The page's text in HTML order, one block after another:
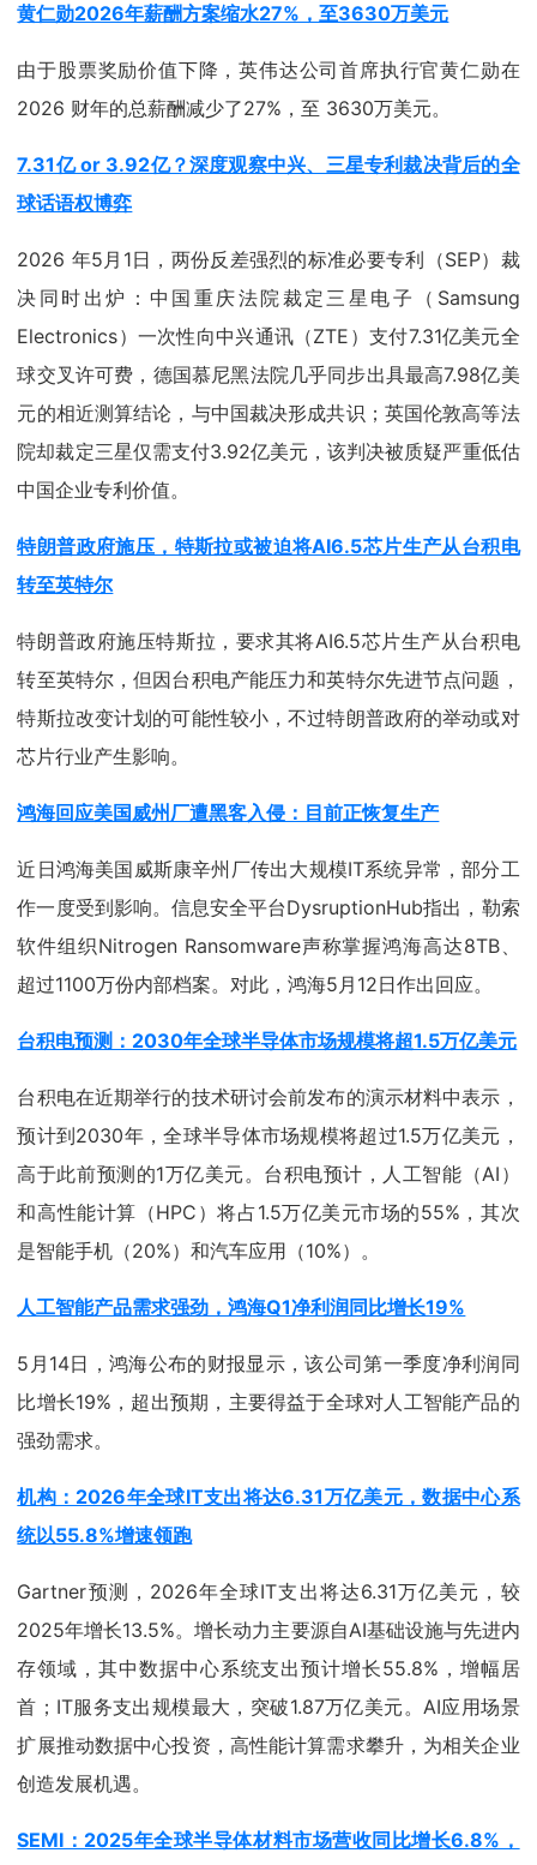
黄仁勋2026年薪酬方案缩水27%，至3630万美元
由于股票奖励价值下降，英伟达公司首席执行官黄仁勋在
2026 财年的总薪酬减少了27%，至 3630万美元。
7.31亿 or 3.92亿？深度观察中兴、三星专利裁决背后的全
球话语权博弈
2026 年5月1日，两份反差强烈的标准必要专利（SEP）裁
决同时出炉：中国重庆法院裁定三星电子（Samsung
Electronics）一次性向中兴通讯（ZTE）支付7.31亿美元全
球交叉许可费，德国慕尼黑法院几乎同步出具最高7.98亿美
元的相近测算结论，与中国裁决形成共识；英国伦敦高等法
院却裁定三星仅需支付3.92亿美元，该判决被质疑严重低估
中国企业专利价值。
特朗普政府施压，特斯拉或被迫将AI6.5芯片生产从台积电
转至英特尔
特朗普政府施压特斯拉，要求其将AI6.5芯片生产从台积电
转至英特尔，但因台积电产能压力和英特尔先进节点问题，
特斯拉改变计划的可能性较小，不过特朗普政府的举动或对
芯片行业产生影响。
鸿海回应美国威州厂遭黑客入侵：目前正恢复生产
近日鸿海美国威斯康辛州厂传出大规模IT系统异常，部分工
作一度受到影响。信息安全平台DysruptionHub指出，勒索
软件组织Nitrogen Ransomware声称掌握鸿海高达8TB、
超过1100万份内部档案。对此，鸿海5月12日作出回应。
台积电预测：2030年全球半导体市场规模将超1.5万亿美元
台积电在近期举行的技术研讨会前发布的演示材料中表示，
预计到2030年，全球半导体市场规模将超过1.5万亿美元，
高于此前预测的1万亿美元。台积电预计，人工智能（AI）
和高性能计算（HPC）将占1.5万亿美元市场的55%，其次
是智能手机（20%）和汽车应用（10%）。
人工智能产品需求强劲，鸿海Q1净利润同比增长19%
5月14日，鸿海公布的财报显示，该公司第一季度净利润同
比增长19%，超出预期，主要得益于全球对人工智能产品的
强劲需求。
机构：2026年全球IT支出将达6.31万亿美元，数据中心系
统以55.8%增速领跑
Gartner预测，2026年全球IT支出将达6.31万亿美元，较
2025年增长13.5%。增长动力主要源自AI基础设施与先进内
存领域，其中数据中心系统支出预计增长55.8%，增幅居
首；IT服务支出规模最大，突破1.87万亿美元。AI应用场景
扩展推动数据中心投资，高性能计算需求攀升，为相关企业
创造发展机遇。
SEMI：2025年全球半导体材料市场营收同比增长6.8%，